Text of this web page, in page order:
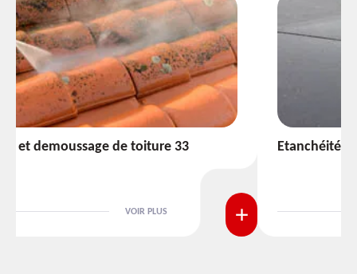
Etanchéité toiture 33
VOIR PLUS